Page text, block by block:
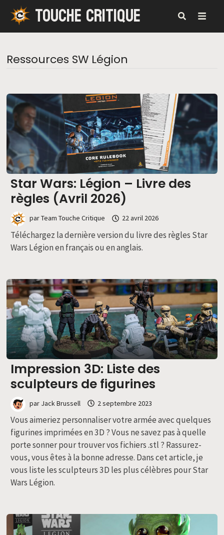
Passer
contenu
TOUCHE CRITIQUE
Ressources SW Légion
Star Wars: Légion – Livre des
règles (Avril 2026)
parTeam Touche Critique 22 avril 2026
Téléchargez la dernière version du livre des règles Star
Wars Légion en français ou en anglais.
Impression 3D: Liste des
sculpteurs de figurines
par Jack Brussell 2 septembre 2023
Vous aimeriez personnaliser votre armée avec quelques
figurines imprimées en 3D ? Vous ne savez pas à quelle
porte sonner pour trouver vos fichiers .stl ? Rassurez-
vous, vous êtes à la bonne adresse. Dans cet article, je
vous liste les sculpteurs 3D les plus célèbres pour Star
Wars Légion.